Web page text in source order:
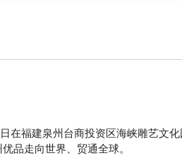
在福建泉州台商投资区海峡雕艺文
品走向世界、贸通全球。